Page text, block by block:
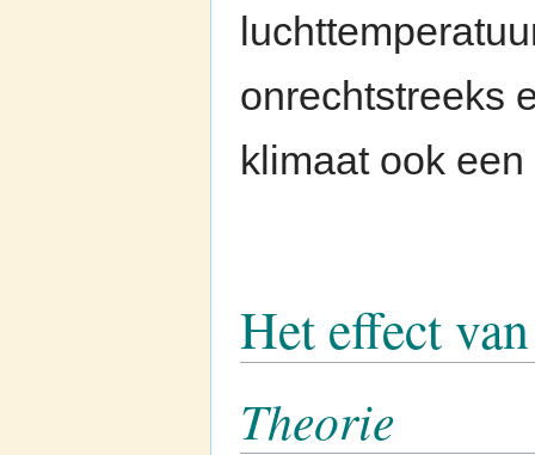
onrechtstreeks
klimaat ook
Het effect
Theorie